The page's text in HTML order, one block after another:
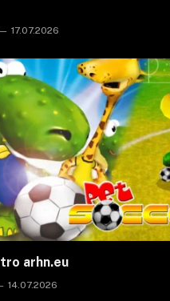
17.07.2026
arhn.eu
14.07.2026